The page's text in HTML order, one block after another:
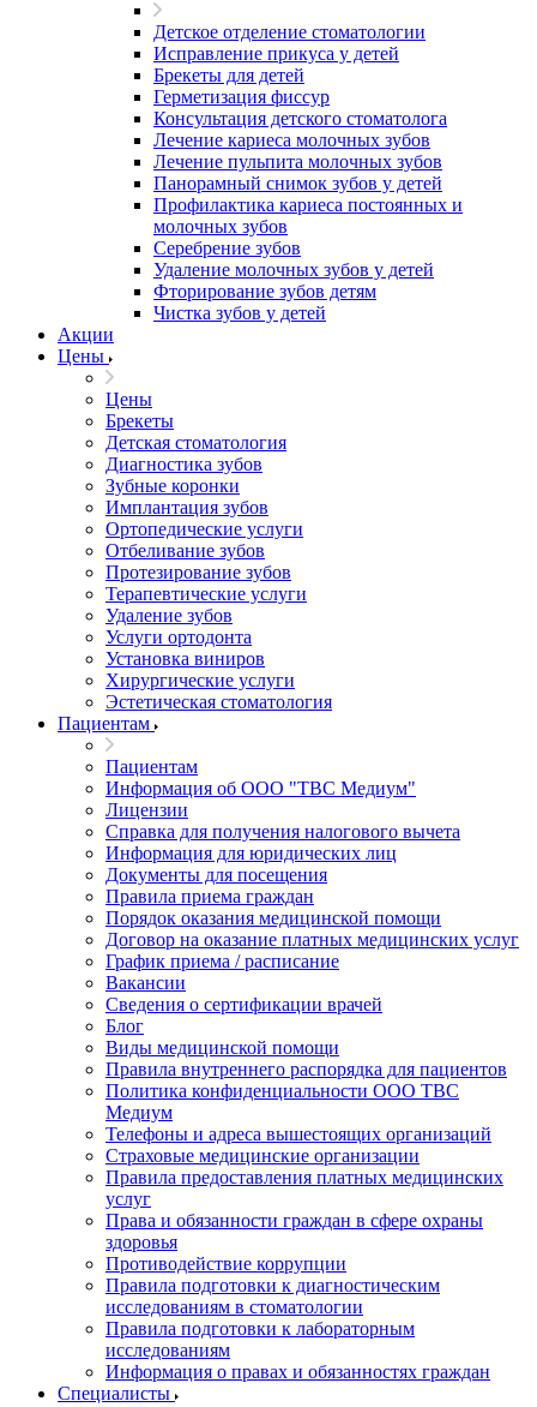
Детское отделение стоматологии
Исправление прикуса у детей
Брекеты для детей
Герметизация фиссур
Консультация детского стоматолога
Лечение кариеса молочных зубов
Лечение пульпита молочных зубов
Панорамный снимок зубов у детей
Профилактика кариеса постоянных и
молочных зубов
Серебрение зубов
Удаление молочных зубов у детей
Фторирование зубов детям
Чистка зубов у детей
Акции
Цены
Цены
Брекеты
Детская стоматология
Диагностика зубов
Зубные коронки
Имплантация зубов
Ортопедические услуги
Отбеливание зубов
Протезирование зубов
Терапевтические услуги
Удаление зубов
Услуги ортодонта
Установка виниров
Хирургические услуги
Эстетическая стоматология
Пациентам
Пациентам
Информация об ООО "ТВС Медиум"
Лицензии
Справка для получения налогового вычета
Информация для юридических лиц
Документы для посещения
Правила приема граждан
Порядок оказания медицинской помощи
Договор на оказание платных медицинских услуг
График приема / расписание
Вакансии
Сведения о сертификации врачей
Блог
Виды медицинской помощи
Правила внутреннего распорядка для пациентов
Политика конфиденциальности ООО ТВС
Медиум
Телефоны и адреса вышестоящих организаций
Страховые медицинские организации
Правила предоставления платных медицинских
услуг
Права и обязанности граждан в сфере охраны
здоровья
Противодействие коррупции
Правила подготовки к диагностическим
исследованиям в стоматологии
Правила подготовки к лабораторным
исследованиям
Информация о правах и обязанностях граждан
Специалисты